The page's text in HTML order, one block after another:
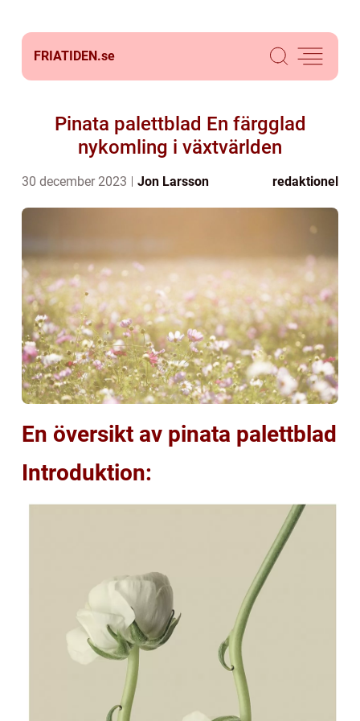
FRIATIDEN.se
Pinata palettblad En färgglad
nykomling i växtvärlden
30 december 2023 Jon Larsson redaktionel
En översikt av pinata palettblad
Introduktion: